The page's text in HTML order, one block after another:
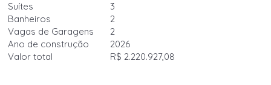
Suítes
3
Banheiros
2
Vagas de Garagens
2
Ano de construção
2026
Valor total
R$ 2.220.927,08